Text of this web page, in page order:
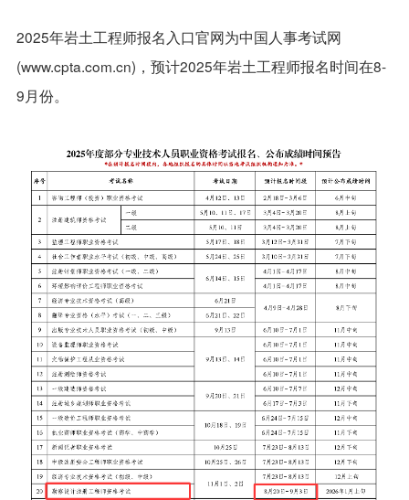
2025年岩土工程师报名入口官网为中国人事考试网
(www.cpta.com.cn)，预计2025年岩土工程师报名时间在8-
9月份。